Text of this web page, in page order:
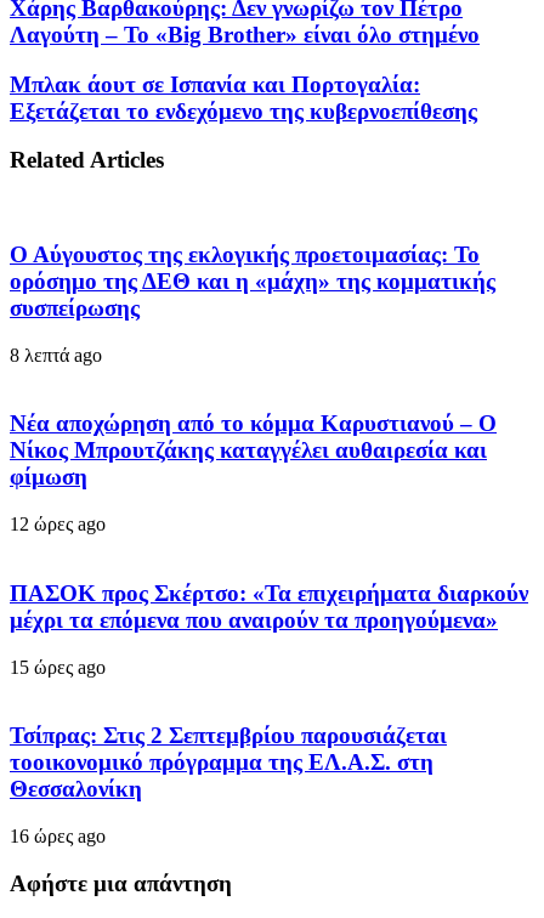
Χάρης Βαρθακούρης: Δεν γνωρίζω τον Πέτρο
Λαγούτη – To «Big Brother» είναι όλο στημένο
Μπλακ άουτ σε Ισπανία και Πορτογαλία:
Εξετάζεται το ενδεχόμενο της κυβερνοεπίθεσης
Related Articles
Ο Αύγουστος της εκλογικής προετοιμασίας: Το
ορόσημο της ΔΕΘ και η «μάχη» της κομματικής
συσπείρωσης
8 λεπτά ago
Νέα αποχώρηση από το κόμμα Καρυστιανού – Ο
Νίκος Μπρουτζάκης καταγγέλει αυθαιρεσία και
φίμωση
12 ώρες ago
ΠΑΣΟΚ προς Σκέρτσο: «Τα επιχειρήματα διαρκούν
μέχρι τα επόμενα που αναιρούν τα προηγούμενα»
15 ώρες ago
Τσίπρας: Στις 2 Σεπτεμβρίου παρουσιάζεται
τοοικονομικό πρόγραμμα της ΕΛ.Α.Σ. στη
Θεσσαλονίκη
16 ώρες ago
Αφήστε μια απάντηση